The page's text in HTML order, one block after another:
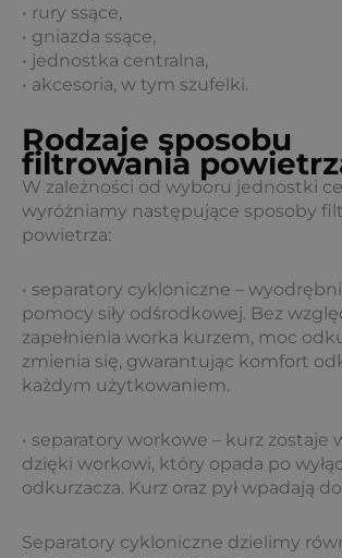
• rury ssące,
• gniazda ssące,
• jednostka centralna,
• akcesoria, w tym szufelki.
Rodzaje sposobu
filtrowania
W zależności od wyboru jednostki
wyróżniamy następujące sposoby
powietrza:
• separatory cykloniczne –
pomocy siły odśrodkowej. Bez
zapełnienia worka kurzem, moc
zmienia się, gwarantując komfort
każdym użytkowaniem.
• separatory workowe – kurz zostaje
dzięki workowi, który opada po
odkurzacza. Kurz oraz pył wpadają
Separatory cykloniczne dzielimy